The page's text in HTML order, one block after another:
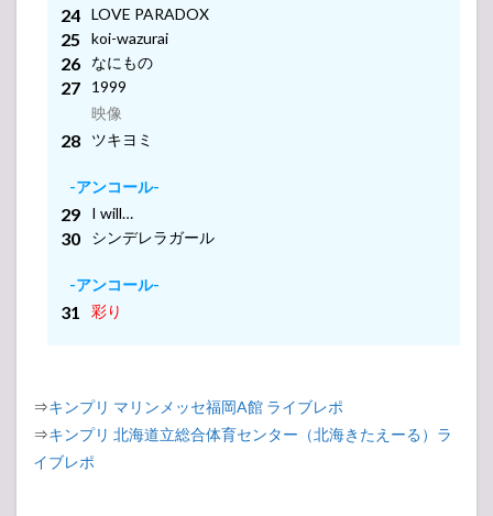
-アンコール-
映像
-アンコール-
LOVE PARADOX
koi-wazurai
なにもの
1999
映像
ツキヨミ
-アンコール-
I will…
シンデレラガール
-アンコール-
彩り
⇒キンプリ マリンメッセ福岡A館 ライブレポ
⇒キンプリ 北海道立総合体育センター（北海きたえーる）ラ
イブレポ